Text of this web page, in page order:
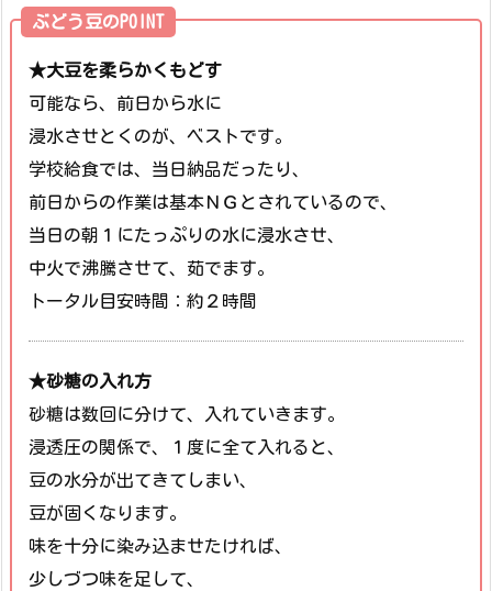
ぶどう豆のPOINT
★大豆を柔らかくもどす
可能なら、前日から水に
浸水させとくのが、ベストです。
学校給食では、当日納品だったり、
前日からの作業は基本ＮＧとされているので、
当日の朝１にたっぷりの水に浸水させ、
中火で沸騰させて、茹でます。
トータル目安時間：約２時間
★砂糖の入れ方
砂糖は数回に分けて、入れていきます。
浸透圧の関係で、１度に全て入れると、
豆の水分が出てきてしまい、
豆が固くなります。
味を十分に染み込ませたければ、
少しづつ味を足して、